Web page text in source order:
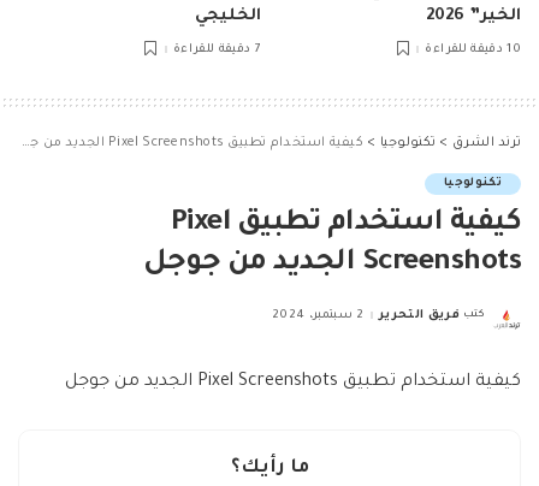
الخير” 2026
10 دقيقة للقراءة
الخليجي
7 دقيقة للقراءة
ترند الشرق > تكنولوجيا > كيفية استخدام تطبيق Pixel Screenshots الجديد من جوجل
تكنولوجيا
كيفية استخدام تطبيق Pixel
Screenshots الجديد من جوجل
Posted
كتب فريق التحرير 2 سبتمبر، 2024
كيفية استخدام تطبيق Pixel Screenshots الجديد من جوجل
ما رأيك؟